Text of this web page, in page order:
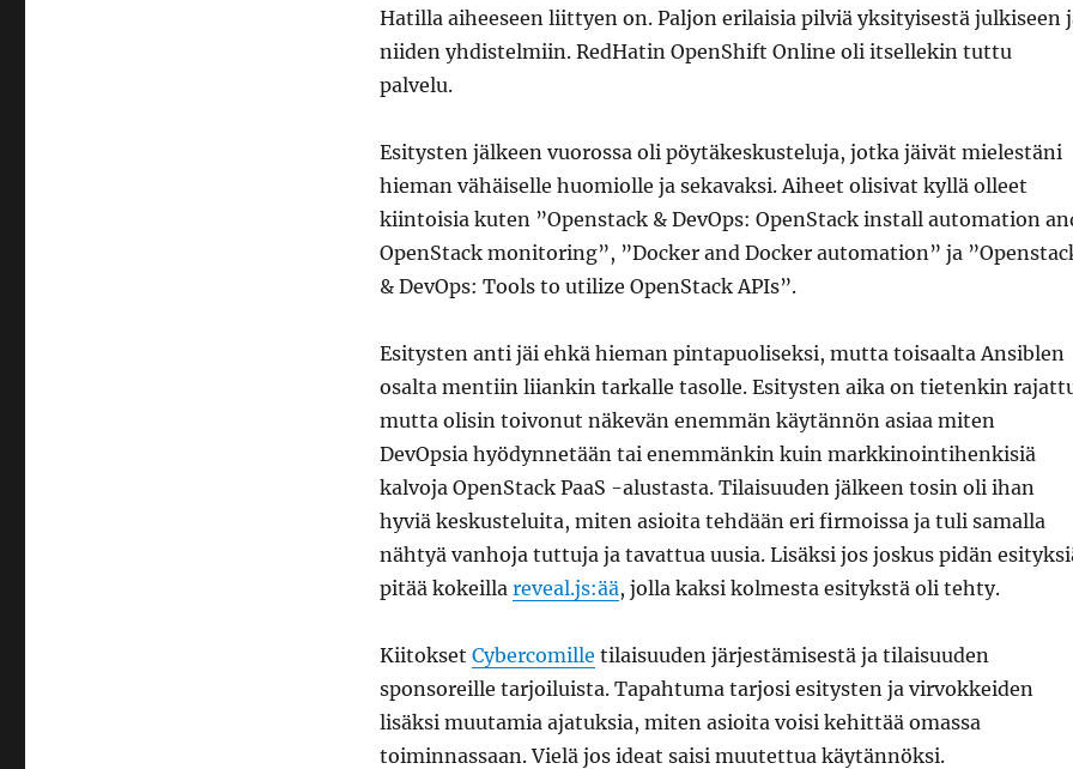
Hatilla aiheeseen liittyen on. Paljon erilaisia pilviä yksityisestä julkiseen
niiden yhdistelmiin. RedHatin OpenShift Online oli itsellekin tuttu
palvelu.
Esitysten jälkeen vuorossa oli pöytäkeskusteluja, jotka jäivät mielestäni
hieman vähäiselle huomiolle ja sekavaksi. Aiheet olisivat kyllä olleet
kiintoisia kuten ”Openstack & DevOps: OpenStack install automation
OpenStack monitoring”, ”Docker and Docker automation” ja
& DevOps: Tools to utilize OpenStack APIs”.
Esitysten anti jäi ehkä hieman pintapuoliseksi, mutta toisaalta Ansiblen
osalta mentiin liiankin tarkalle tasolle. Esitysten aika on tietenkin
mutta olisin toivonut näkevän enemmän käytännön asiaa miten
DevOpsia hyödynnetään tai enemmänkin kuin markkinointihenkisiä
kalvoja OpenStack PaaS -alustasta. Tilaisuuden jälkeen tosin oli ihan
hyviä keskusteluita, miten asioita tehdään eri firmoissa ja tuli samalla
nähtyä vanhoja tuttuja ja tavattua uusia. Lisäksi jos joskus pidän
pitää kokeilla reveal.js:ää, jolla kaksi kolmesta esitykstä oli tehty.
Kiitokset Cybercomille tilaisuuden järjestämisestä ja tilaisuuden
sponsoreille tarjoiluista. Tapahtuma tarjosi esitysten ja virvokkeiden
lisäksi muutamia ajatuksia, miten asioita voisi kehittää omassa
toiminnassaan. Vielä jos ideat saisi muutettua käytännöksi.